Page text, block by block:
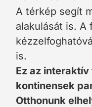
A térkép segít
alakulását is. A
is.
Ez az
kontinensek
Otthonunk